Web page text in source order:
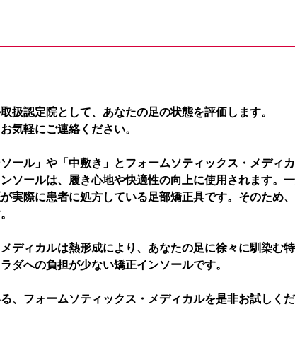
扱認定院として、あなたの足の状態を評価します。
気軽にご連絡ください。
ール」や「中敷き」とフォームソティックス・メディ
ソールは、履き心地や快適性の向上に使用されます。
実際に患者に処方している足部矯正具です。そのため
ディカルは熱形成により、あなたの足に徐々に馴染む
ダへの負担が少ない矯正インソールです。
、フォームソティックス・メディカルを是非お試しくだ